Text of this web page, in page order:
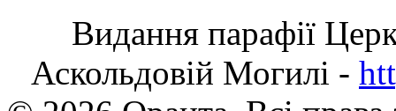
Видання парафії
Аскольдовій Могилі -